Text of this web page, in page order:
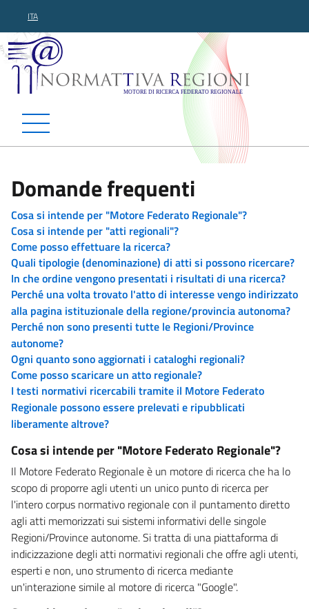
ITA
Normattiva Regioni -
Domande frequenti
Cosa si intende per "Motore Federato Regionale"?
Cosa si intende per "atti regionali"?
Come posso effettuare la ricerca?
Quali tipologie (denominazione) di atti si possono ricercare?
In che ordine vengono presentati i risultati di una ricerca?
Perché una volta trovato l'atto di interesse vengo indirizzato
alla pagina istituzionale della regione/provincia autonoma?
Perché non sono presenti tutte le Regioni/Province
autonome?
Ogni quanto sono aggiornati i cataloghi regionali?
Come posso scaricare un atto regionale?
I testi normativi ricercabili tramite il Motore Federato
Regionale possono essere prelevati e ripubblicati
liberamente altrove?
Cosa si intende per "Motore Federato Regionale"?
Il Motore Federato Regionale è un motore di ricerca che ha lo
scopo di proporre agli utenti un unico punto di ricerca per
l'intero corpus normativo regionale con il puntamento diretto
agli atti memorizzati sui sistemi informativi delle singole
Regioni/Province autonome. Si tratta di una piattaforma di
indicizzazione degli atti normativi regionali che offre agli utenti,
esperti e non, uno strumento di ricerca mediante
un'interazione simile al motore di ricerca "Google".